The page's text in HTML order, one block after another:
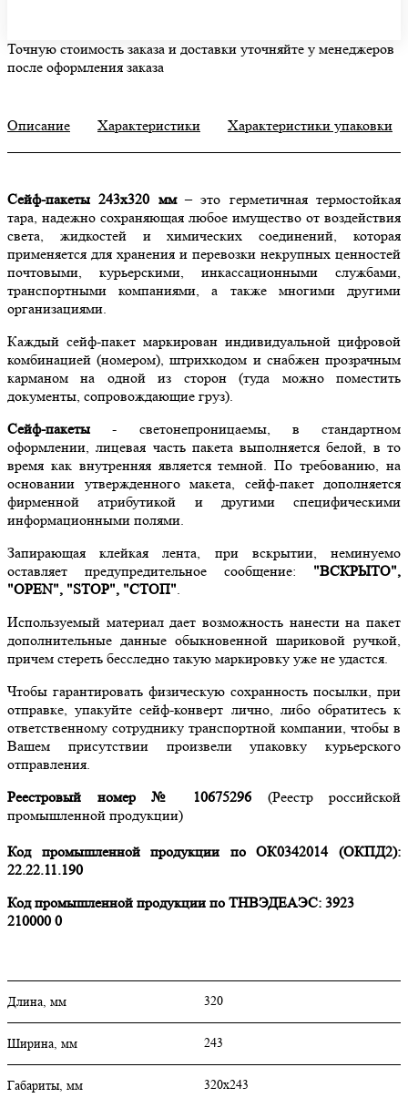
Точную стоимость заказа и доставки уточняйте у менеджеров
после оформления заказа
Описание Характеристики Характеристики упаковки
Сейф-пакеты 243х320 мм– это герметичная термостойкая
тара, надежно сохраняющая любое имущество от воздействия
света, жидкостей и химических соединений, которая
применяется для хранения и перевозки некрупных ценностей
почтовыми, курьерскими, инкассационными службами,
транспортными компаниями, а также многими другими
организациями.
Каждый сейф-пакет маркирован индивидуальной цифровой
комбинацией (номером), штрихкодом и снабжен прозрачным
карманом на одной из сторон (туда можно поместить
документы, сопровождающие груз).
Сейф-пакеты - светонепроницаемы, в стандартном
оформлении, лицевая часть пакета выполняется белой, в то
время как внутренняя является темной. По требованию, на
основании утвержденного макета, сейф-пакет дополняется
фирменной атрибутикой и другими специфическими
информационными полями.
Запирающая клейкая лента, при вскрытии, неминуемо
оставляет предупредительное сообщение: "ВСКРЫТО",
"OPEN", "STOP", "СТОП".
Используемый материал дает возможность нанести на пакет
дополнительные данные обыкновенной шариковой ручкой,
причем стереть бесследно такую маркировку уже не удастся.
Чтобы гарантировать физическую сохранность посылки, при
отправке, упакуйте сейф-конверт лично, либо обратитесь к
ответственному сотруднику транспортной компании, чтобы в
Вашем присутствии произвели упаковку курьерского
отправления.
Реестровый номер № 10675296 (Реестр российской
промышленной продукции)
Код промышленной продукции по ОК0342014 (ОКПД2):
22.22.11.190
Код промышленной продукции по ТНВЭДЕАЭС: 3923
210000 0
Длина, мм 320
Ширина, мм 243
Габариты, мм 320х243